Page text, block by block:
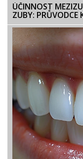
ÚČINNOST
ZUBY: PRŮVODCE